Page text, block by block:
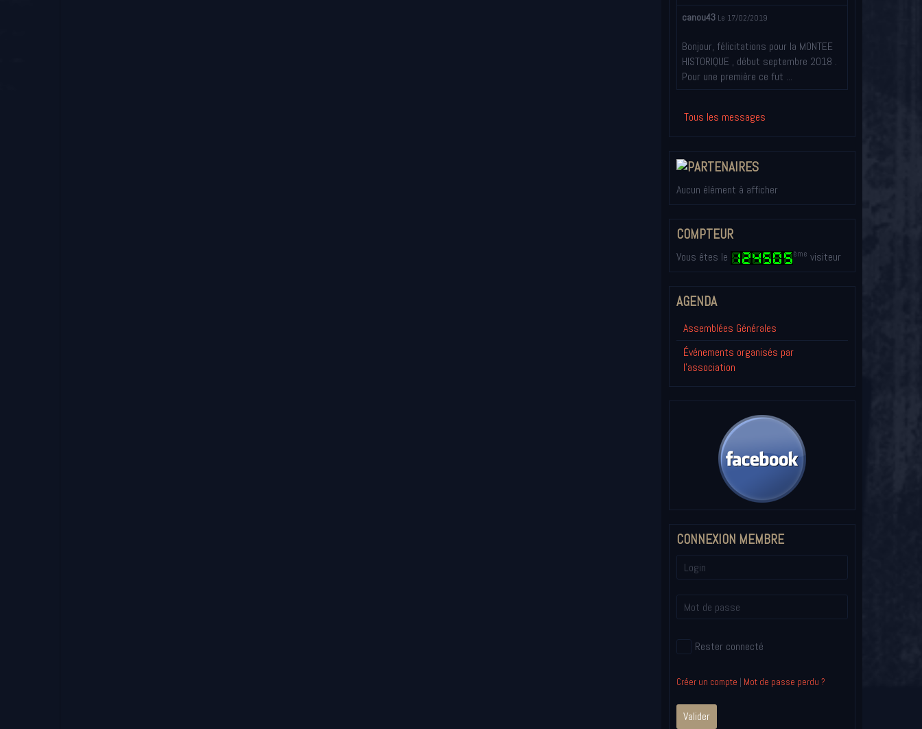
canou43 Le 17/02/2019
Bonjour, félicitations pour la MONTEE
HISTORIQUE , début septembre 2018 .
Pour une première ce fut ...
Tous les messages
Aucun élément à afficher
COMPTEUR
Vous êtes le ème visiteur
AGENDA
Assemblées Générales
Événements organisés par
l'association
CONNEXION MEMBRE
Rester connecté
Créer un compte | Mot de passe perdu ?
Valider